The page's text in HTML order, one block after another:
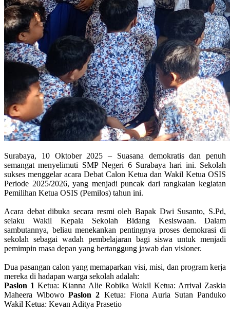
Surabaya, 10 Oktober 2025 – Suasana demokratis dan penuh
semangat menyelimuti SMP Negeri 6 Surabaya hari ini. Sekolah
sukses menggelar acara Debat Calon Ketua dan Wakil Ketua OSIS
Periode 2025/2026, yang menjadi puncak dari rangkaian kegiatan
Pemilihan Ketua OSIS (Pemilos) tahun ini.
Acara debat dibuka secara resmi oleh Bapak Dwi Susanto, S.Pd,
selaku Wakil Kepala Sekolah Bidang Kesiswaan. Dalam
sambutannya, beliau menekankan pentingnya proses demokrasi di
sekolah sebagai wadah pembelajaran bagi siswa untuk menjadi
pemimpin masa depan yang bertanggung jawab dan visioner.
Dua pasangan calon yang memaparkan visi, misi, dan program kerja
mereka di hadapan warga sekolah adalah:
Paslon 1 Ketua: Kianna Alie Robika Wakil Ketua: Arrival Zaskia
Maheera WibowoPaslon 2 Ketua: Fiona Auria Sutan Panduko
Wakil Ketua: Kevan Aditya Prasetio